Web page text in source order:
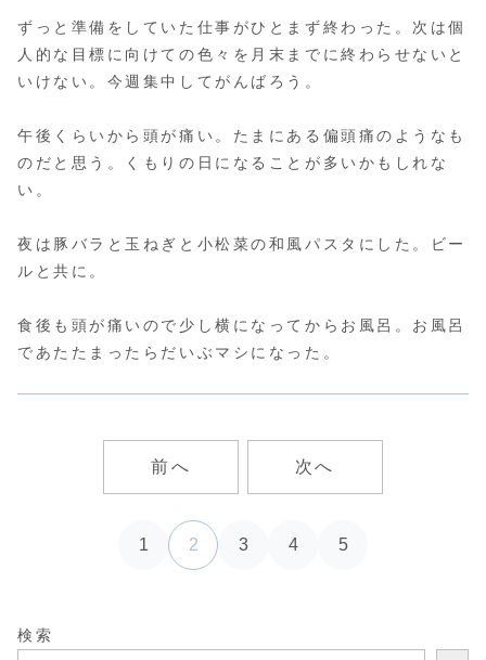
ずっと準備をしていた仕事がひとまず終わった。次は個
人的な目標に向けての色々を月末までに終わらせないと
いけない。今週集中してがんばろう。
午後くらいから頭が痛い。たまにある偏頭痛のようなも
のだと思う。くもりの日になることが多いかもしれな
い。
夜は豚バラと玉ねぎと小松菜の和風パスタにした。ビー
ルと共に。
食後も頭が痛いので少し横になってからお風呂。お風呂
であたたまったらだいぶマシになった。
前へ 次へ
1 2 3 4 5
検索